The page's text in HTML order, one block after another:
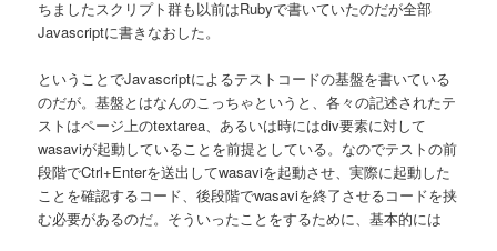
ちましたスクリプト群も以前はRubyで書いていたのだが全部
Javascriptに書きなおした。
ということでJavascriptによるテストコードの基盤を書いている
のだが。基盤とはなんのこっちゃというと、各々の記述されたテ
ストはページ上のtextarea、あるいは時にはdiv要素に対して
wasaviが起動していることを前提としている。なのでテストの前
段階でCtrl+Enterを送出してwasaviを起動させ、実際に起動した
ことを確認するコード、後段階でwasaviを終了させるコードを挟
む必要があるのだ。そういったことをするために、基本的には